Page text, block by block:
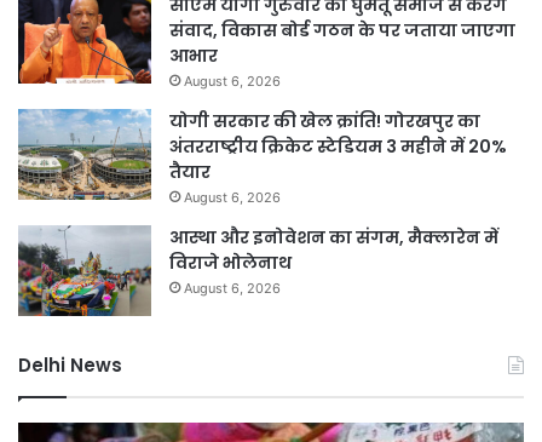
संवाद, विकास बोर्ड गठन के पर जताया जाएगा
आभार
August 6, 2026
योगी सरकार की खेल क्रांति! गोरखपुर का
अंतरराष्ट्रीय क्रिकेट स्टेडियम 3 महीने में 20%
तैयार
August 6, 2026
आस्था और इनोवेशन का संगम, मैक्लारेन में
विराजे भोलेनाथ
August 6, 2026
Delhi News
यमुना